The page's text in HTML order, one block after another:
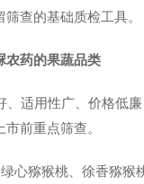
查的基础质检工具。
农药的果蔬品类
、适用性广、价格低
前重点筛查。
心猕猴桃、徐香猕猴